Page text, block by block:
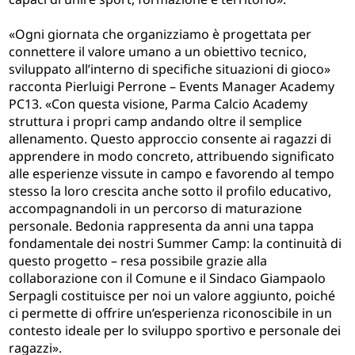
«Ogni giornata che organizziamo è progettata per
connettere il valore umano a un obiettivo tecnico,
sviluppato all’interno di specifiche situazioni di gioco»
racconta Pierluigi Perrone – Events Manager Academy
PC13. «Con questa visione, Parma Calcio Academy
struttura i propri camp andando oltre il semplice
allenamento. Questo approccio consente ai ragazzi di
apprendere in modo concreto, attribuendo significato
alle esperienze vissute in campo e favorendo al tempo
stesso la loro crescita anche sotto il profilo educativo,
accompagnandoli in un percorso di maturazione
personale. Bedonia rappresenta da anni una tappa
fondamentale dei nostri Summer Camp: la continuità di
questo progetto – resa possibile grazie alla
collaborazione con il Comune e il Sindaco Giampaolo
Serpagli costituisce per noi un valore aggiunto, poiché
ci permette di offrire un’esperienza riconoscibile in un
contesto ideale per lo sviluppo sportivo e personale dei
ragazzi».